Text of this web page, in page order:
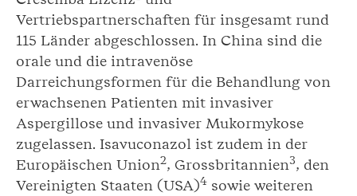
Vertriebspartnerschaften für insgesamt rund
115 Länder abgeschlossen. In China sind die
orale und die intravenöse
Darreichungsformen für die Behandlung von
erwachsenen Patienten mit invasiver
Aspergillose und invasiver Mukormykose
zugelassen. Isavuconazol ist zudem in der
Europäischen Union2, Grossbritannien3, den
Vereinigten Staaten (USA)4 sowie weiteren